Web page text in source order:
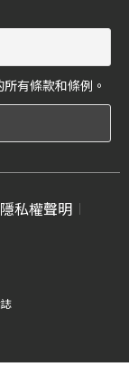
有條款和條例。
私權聲明